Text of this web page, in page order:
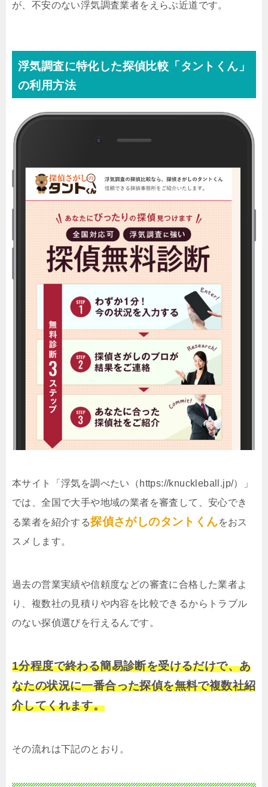
が、不安のない浮気調査業者をえらぶ近道です。
浮気調査に特化した探偵比較「タントくん」
の利用方法
本サイト「浮気を調べたい（https://knuckleball.jp/）」
では、全国で大手や地域の業者を審査して、安心でき
る業者を紹介する探偵さがしのタントくんをおス
スメします。
過去の営業実績や信頼度などの審査に合格した業者よ
り、複数社の見積りや内容を比較できるからトラブル
のない探偵選びを行えるんです。
1分程度で終わる簡易診断を受けるだけで、あ
なたの状況に一番合った探偵を無料で複数社紹
介してくれます。
その流れは下記のとおり。